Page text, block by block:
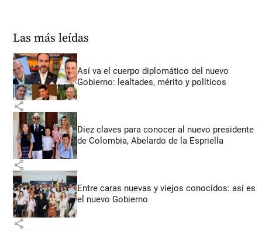
Las más leídas
Así va el cuerpo diplomático del nuevo
Gobierno: lealtades, mérito y políticos
share
Diez claves para conocer al nuevo presidente
de Colombia, Abelardo de la Espriella
share
Entre caras nuevas y viejos conocidos: así es
el nuevo Gobierno
share